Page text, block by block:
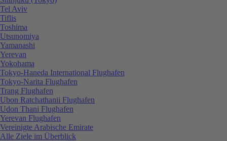
Tel Aviv
Tiflis
Toshima
Utsunomiya
Yamanashi
Yerevan
Yokohama
Tokyo-Haneda International Flughafen
Tokyo-Narita Flughafen
Trang Flughafen
Ubon Ratchathanii Flughafen
Udon Thani Flughafen
Yerevan Flughafen
Vereinigte Arabische Emirate
Alle Ziele im Überblick